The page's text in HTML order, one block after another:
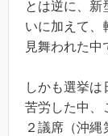
とは逆に、新
いに加えて、
見舞われた中
しかも選挙
苦労した中、
２議席（沖